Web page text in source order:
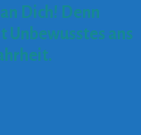
Dich! Denn
Unbewusstes ans